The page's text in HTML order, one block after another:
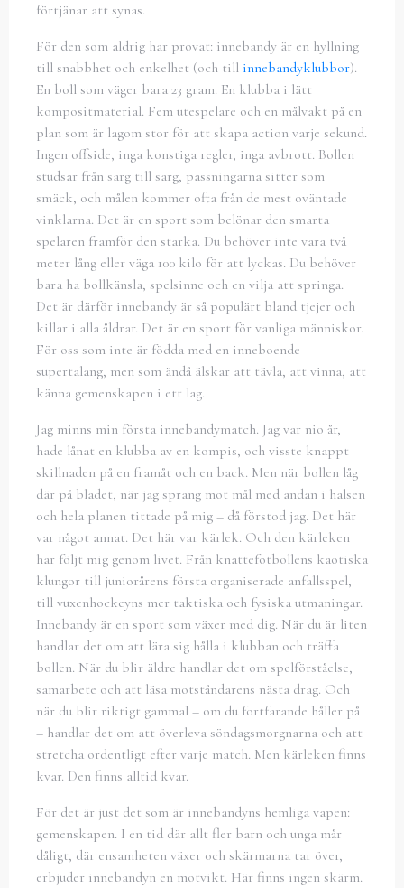
förtjänar att synas.
För den som aldrig har provat: innebandy är en hyllning
till snabbhet och enkelhet (och till innebandyklubbor).
En boll som väger bara 23 gram. En klubba i lätt
kompositmaterial. Fem utespelare och en målvakt på en
plan som är lagom stor för att skapa action varje sekund.
Ingen offside, inga konstiga regler, inga avbrott. Bollen
studsar från sarg till sarg, passningarna sitter som
smäck, och målen kommer ofta från de mest oväntade
vinklarna. Det är en sport som belönar den smarta
spelaren framför den starka. Du behöver inte vara två
meter lång eller väga 100 kilo för att lyckas. Du behöver
bara ha bollkänsla, spelsinne och en vilja att springa.
Det är därför innebandy är så populärt bland tjejer och
killar i alla åldrar. Det är en sport för vanliga människor.
För oss som inte är födda med en inneboende
supertalang, men som ändå älskar att tävla, att vinna, att
känna gemenskapen i ett lag.
Jag minns min första innebandymatch. Jag var nio år,
hade lånat en klubba av en kompis, och visste knappt
skillnaden på en framåt och en back. Men när bollen låg
där på bladet, när jag sprang mot mål med andan i halsen
och hela planen tittade på mig – då förstod jag. Det här
var något annat. Det här var kärlek. Och den kärleken
har följt mig genom livet. Från knattefotbollens kaotiska
klungor till juniorårens första organiserade anfallsspel,
till vuxenhockeyns mer taktiska och fysiska utmaningar.
Innebandy är en sport som växer med dig. När du är liten
handlar det om att lära sig hålla i klubban och träffa
bollen. När du blir äldre handlar det om spelförståelse,
samarbete och att läsa motståndarens nästa drag. Och
när du blir riktigt gammal – om du fortfarande håller på
– handlar det om att överleva söndagsmorgnarna och att
stretcha ordentligt efter varje match. Men kärleken finns
kvar. Den finns alltid kvar.
För det är just det som är innebandyns hemliga vapen:
gemenskapen. I en tid där allt fler barn och unga mår
dåligt, där ensamheten växer och skärmarna tar över,
erbjuder innebandyn en motvikt. Här finns ingen skärm.